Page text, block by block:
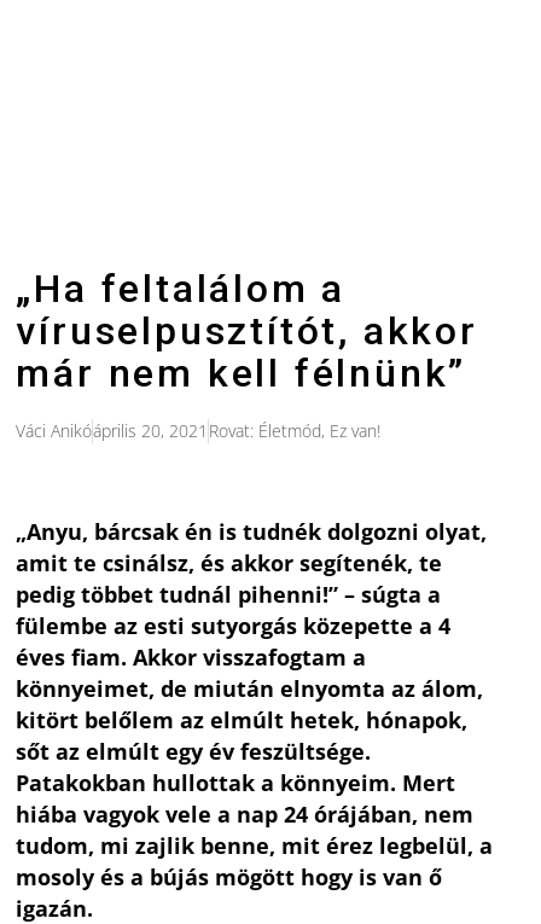
„Ha feltalálom a
víruselpusztítót, akkor
már nem kell félnünk”
Váci Anikóáprilis 20, 2021 Rovat: Életmód, Ez van!
„Anyu, bárcsak én is tudnék dolgozni olyat,
amit te csinálsz, és akkor segítenék, te
pedig többet tudnál pihenni!” – súgta a
fülembe az esti sutyorgás közepette a 4
éves fiam. Akkor visszafogtam a
könnyeimet, de miután elnyomta az álom,
kitört belőlem az elmúlt hetek, hónapok,
sőt az elmúlt egy év feszültsége.
Patakokban hullottak a könnyeim. Mert
hiába vagyok vele a nap 24 órájában, nem
tudom, mi zajlik benne, mit érez legbelül, a
mosoly és a bújás mögött hogy is van ő
igazán.